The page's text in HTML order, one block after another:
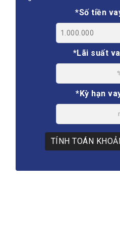
*Số tiền
*Lãi suất
*Kỳ hạn
TÍNH TOÁN